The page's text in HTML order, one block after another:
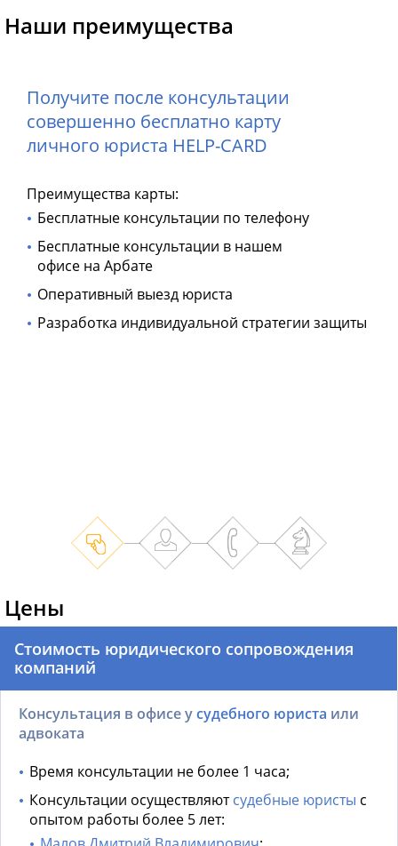
Наши преимущества
Получите после консультации
совершенно бесплатно карту
личного юриста HELP-CARD
Преимущества карты:
Бесплатные консультации по телефону
Бесплатные консультации в нашем
офисе на Арбате
Оперативный выезд юриста
Разработка индивидуальной стратегии защиты
Цены
Стоимость юридического сопровождения
компаний
Консультация в офисе усудебного юриста или
адвоката
Время консультации не более 1 часа;
Консультации осуществляютсудебные юристы с
опытом работы более 5 лет: